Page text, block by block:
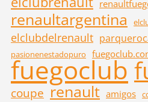
renaultargentina
elclubdelrenault
pasionenestadopuro
fuegoclub
coupe renault amigos